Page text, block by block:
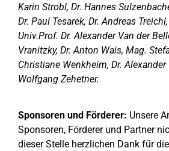
Karin Strobl, Dr. Hannes
Dr. Paul Tesarek, Dr. Andreas
Univ.Prof. Dr. Alexander Van der
Vranitzky, Dr. Anton Wais, Mag.
Christiane Wenkheim, Dr. Alexander
Wolfgang Zehetner.
Sponsoren und Förderer: Unsere
Sponsoren, Förderer und Partner
dieser Stelle herzlichen Dank für